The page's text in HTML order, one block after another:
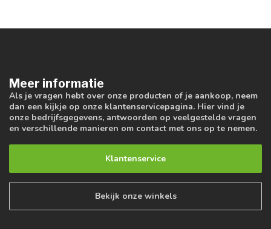
Meer informatie
Als je vragen hebt over onze producten of je aankoop, neem
dan een kijkje op onze klantenservicepagina. Hier vind je
onze bedrijfsgegevens, antwoorden op veelgestelde vragen
en verschillende manieren om contact met ons op te nemen.
Klantenservice
Bekijk onze winkels